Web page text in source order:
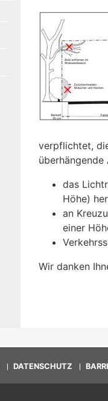
verpflichtet,
das
Höhe)
an
einer
Wir danken
DATENSCHUTZ